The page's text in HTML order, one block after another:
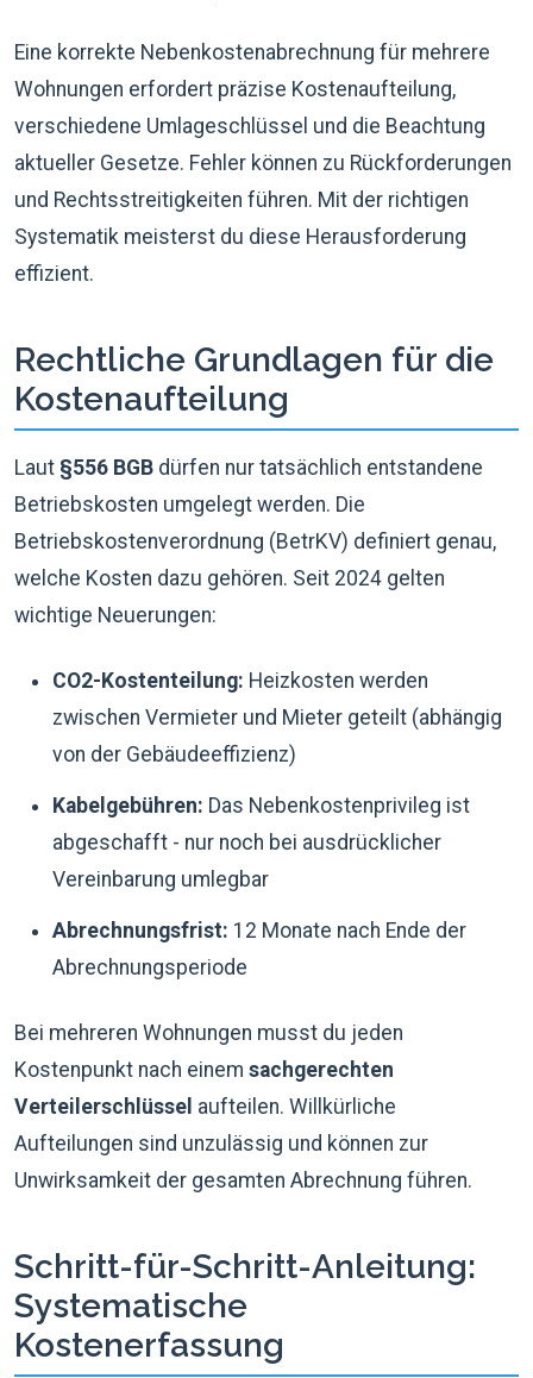
Eine korrekte Nebenkostenabrechnung für mehrere
Wohnungen erfordert präzise Kostenaufteilung,
verschiedene Umlageschlüssel und die Beachtung
aktueller Gesetze. Fehler können zu Rückforderungen
und Rechtsstreitigkeiten führen. Mit der richtigen
Systematik meisterst du diese Herausforderung
effizient.
Rechtliche Grundlagen für die
Kostenaufteilung
Laut §556 BGB dürfen nur tatsächlich entstandene
Betriebskosten umgelegt werden. Die
Betriebskostenverordnung (BetrKV) definiert genau,
welche Kosten dazu gehören. Seit 2024 gelten
wichtige Neuerungen:
CO2-Kostenteilung: Heizkosten werden
zwischen Vermieter und Mieter geteilt (abhängig
von der Gebäudeeffizienz)
Kabelgebühren: Das Nebenkostenprivileg ist
abgeschafft - nur noch bei ausdrücklicher
Vereinbarung umlegbar
Abrechnungsfrist: 12 Monate nach Ende der
Abrechnungsperiode
Bei mehreren Wohnungen musst du jeden
Kostenpunkt nach einem sachgerechten
Verteilerschlüssel aufteilen. Willkürliche
Aufteilungen sind unzulässig und können zur
Unwirksamkeit der gesamten Abrechnung führen.
Schritt-für-Schritt-Anleitung:
Systematische
Kostenerfassung